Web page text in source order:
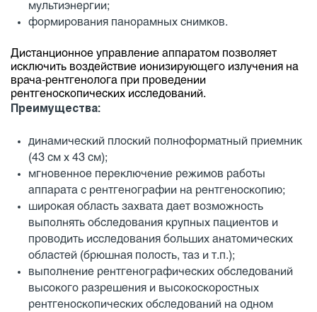
мультиэнергии;
формирования панорамных снимков.
Дистанционное управление аппаратом позволяет
исключить воздействие ионизирующего излучения на
врача-рентгенолога при проведении
рентгеноскопических исследований.
Преимущества:
динамический плоский полноформатный приемник
(43 см x 43 см);
мгновенное переключение режимов работы
аппарата с рентгенографии на рентгеноскопию;
широкая область захвата дает возможность
выполнять обследования крупных пациентов и
проводить исследования больших анатомических
областей (брюшная полость, таз и т.п.);
выполнение рентгенографических обследований
высокого разрешения и высокоскоростных
рентгеноскопических обследований на одном